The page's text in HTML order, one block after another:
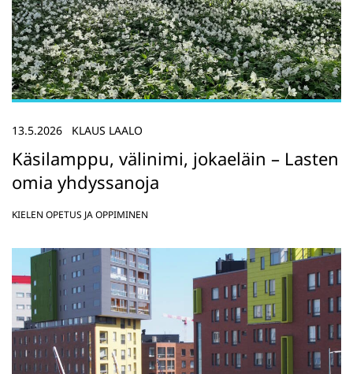
Käsilamppu, välinimi, jokaeläin – Lasten
omia yhdyssanoja
13.5.2026 KLAUS LAALO
KIELEN OPETUS JA OPPIMINEN